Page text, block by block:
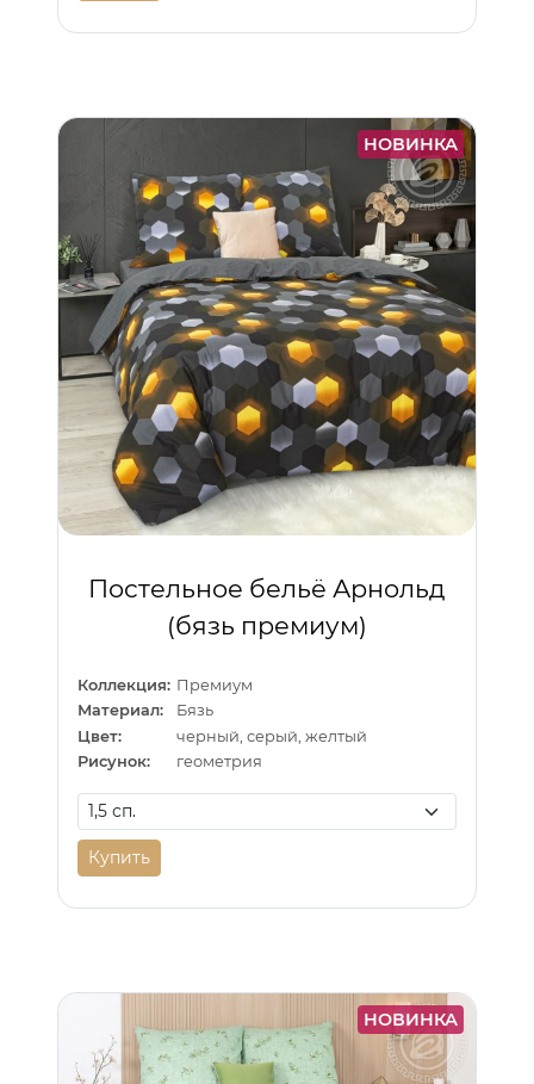
НОВИНКА
Постельное бельё Арнольд
(бязь премиум)
Коллекция: Премиум
Материал:
Бязь
Цвет:
черный, серый, желтый
Рисунок:
геометрия
Купить
НОВИНКА